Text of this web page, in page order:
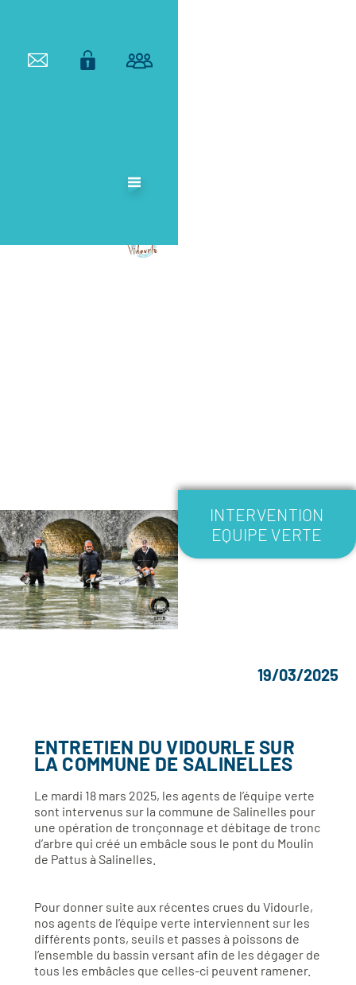
DE BASSIN DU
VIDOURLE
INTERVENTION
EQUIPE VERTE
19/03/2025
ENTRETIEN DU VIDOURLE SUR
LA COMMUNE DE SALINELLES
Le mardi 18 mars 2025, les agents de l’équipe verte
sont intervenus sur la commune de Salinelles pour
une opération de tronçonnage et débitage de tronc
d’arbre qui créé un embâcle sous le pont du Moulin
de Pattus à Salinelles.
Pour donner suite aux récentes crues du Vidourle,
nos agents de l’équipe verte interviennent sur les
différents ponts, seuils et passes à poissons de
l’ensemble du bassin versant afin de les dégager de
tous les embâcles que celles-ci peuvent ramener.